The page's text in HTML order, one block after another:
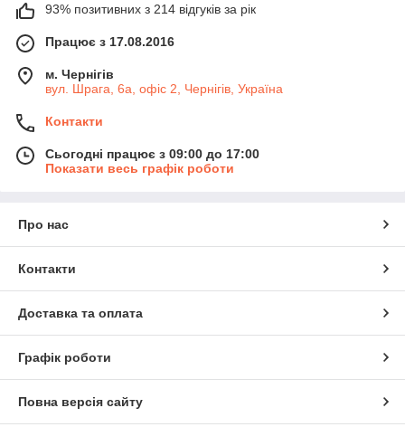
93% позитивних з 214 відгуків за рік
Працює з 17.08.2016
м. Чернігів
вул. Шрага, 6а, офіс 2, Чернігів, Україна
Контакти
Сьогодні працює з 09:00 до 17:00
Показати весь графік роботи
Про нас
Контакти
Доставка та оплата
Графік роботи
Повна версія сайту